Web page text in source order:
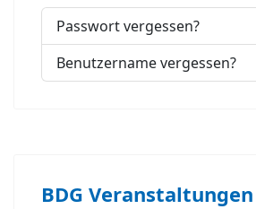
Passwort vergessen?
Benutzername vergessen?
BDG Veranstaltungen